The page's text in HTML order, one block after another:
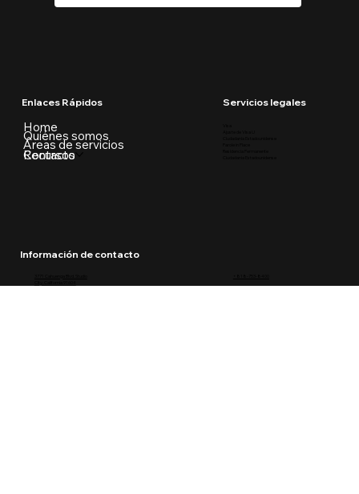
Enlaces Rápidos
Home
Quiénes somos
Áreas de servicios
Recursos
Contacto
Servicios legales
Información de contacto